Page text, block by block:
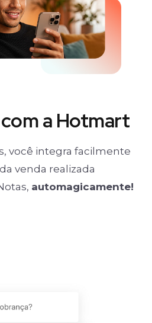
a Hotmart
você integra facilmente
venda realizada
automagicamente!